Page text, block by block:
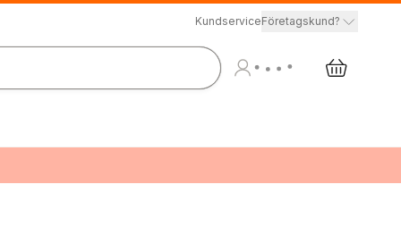
KundserviceFöretagskund?